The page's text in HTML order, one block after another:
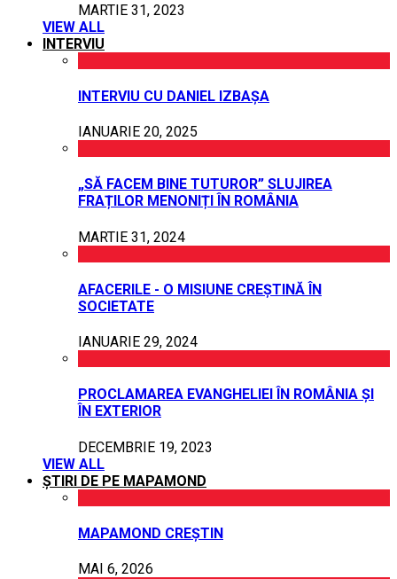
MARTIE 31, 2023
VIEW ALL
INTERVIU
INTERVIU CU DANIEL IZBAȘA
IANUARIE 20, 2025
„SĂ FACEM BINE TUTUROR” SLUJIREA
FRAȚILOR MENONIȚI ÎN ROMÂNIA
MARTIE 31, 2024
AFACERILE - O MISIUNE CREȘTINĂ ÎN
SOCIETATE
IANUARIE 29, 2024
PROCLAMAREA EVANGHELIEI ÎN ROMÂNIA ȘI
ÎN EXTERIOR
DECEMBRIE 19, 2023
VIEW ALL
ȘTIRI DE PE MAPAMOND
MAPAMOND CREȘTIN
MAI 6, 2026